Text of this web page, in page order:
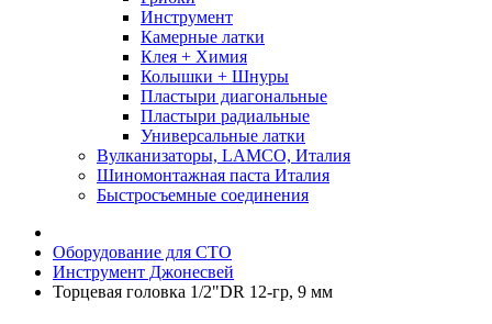
Инструмент
Камерные латки
Клея + Химия
Колышки + Шнуры
Пластыри диагональные
Пластыри радиальные
Универсальные латки
Вулканизаторы, LAMCO, Италия
Шиномонтажная паста Италия
Быстросъемные соединения
Оборудование для СТО
Инструмент Джонесвей
Торцевая головка 1/2"DR 12-гр, 9 мм